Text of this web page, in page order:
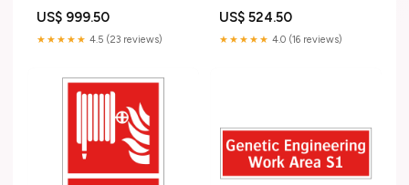
US$ 999.50
★★★★★ 4.5 (23 reviews)
US$ 524.50
★★★★★ 4.0 (16 reviews)